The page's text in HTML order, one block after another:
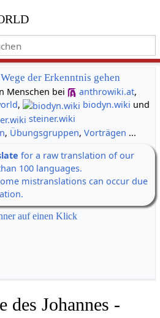
der Erkenntnis gehen
Menschen bei
anthrowiki.at,
, biodyn.wiki und
steiner.wiki
, Übungsgruppen, Vorträgen ...
for a raw translation of our
100 languages.
mistranslations can occur due
auf einen Klick
des Johannes -